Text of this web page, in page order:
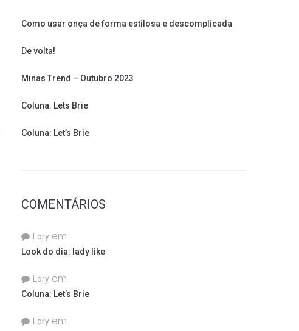
Como usar onça de forma estilosa e descomplicada
De volta!
Minas Trend – Outubro 2023
Coluna: Lets Brie
Coluna: Let’s Brie
COMENTÁRIOS
Lory em
Look do dia: lady like
Lory em
Coluna: Let’s Brie
Lory em